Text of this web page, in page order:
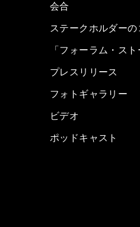
会合
ステークホルダーの
「フォーラム・スト
プレスリリース
フォトギャラリー
ビデオ
ポッドキャスト